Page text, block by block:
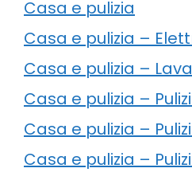
Casa e pulizia
Casa e pulizia –
Casa e pulizia –
Casa e pulizia –
Casa e pulizia –
Casa e pulizia –